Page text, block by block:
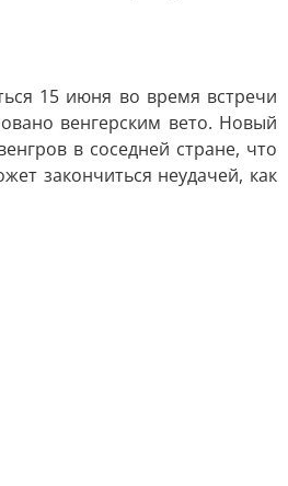
15 июня во время встречи
венгерским вето. Новый
в соседней стране, что
закончиться неудачей, как